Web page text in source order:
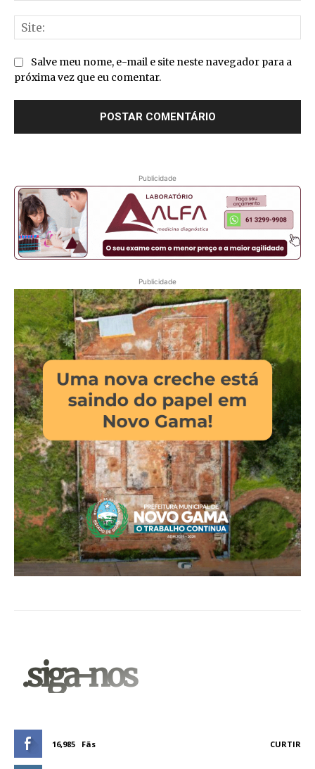
Salve meu nome, e-mail e site neste navegador para a
próxima vez que eu comentar.
Publicidade
Publicidade
.siga-nos
16,985 Fãs CURTIR